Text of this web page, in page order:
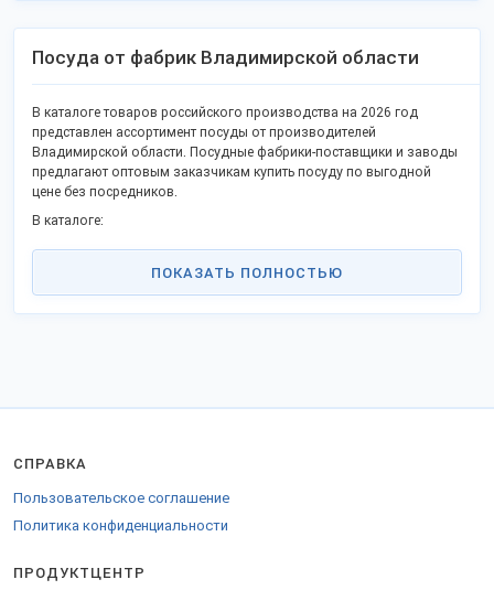
Посуда от фабрик Владимирской области
В каталоге товаров российского производства на 2026 год
представлен ассортимент посуды от производителей
Владимирской области. Посудные фабрики-поставщики и заводы
предлагают оптовым заказчикам купить посуду по выгодной
цене без посредников.
В каталоге:
наборы посудные;
стеклянные бокалы и стаканы;
хрустальные бокалы;
кружки;
фужеры и пр.
Смотрите список ассортимента продукции, характеристики и
материалы в товарных карточках брендов.
Производители приглашают к сотрудничеству оптовых
ПОКАЗАТЬ ПОЛНОСТЬЮ
СПРАВКА
Пользовательское соглашение
Политика конфиденциальности
ПРОДУКТЦЕНТР